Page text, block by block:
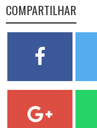
COMPARTILHAR